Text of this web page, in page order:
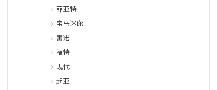
菲亚特
宝马迷你
雷诺
福特
现代
起亚